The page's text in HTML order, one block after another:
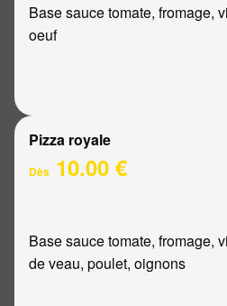
Base sauce tomate, fromage,
oeuf
Pizza royale
Dès 10.00 €
Base sauce tomate, fromage,
de veau, poulet, oignons